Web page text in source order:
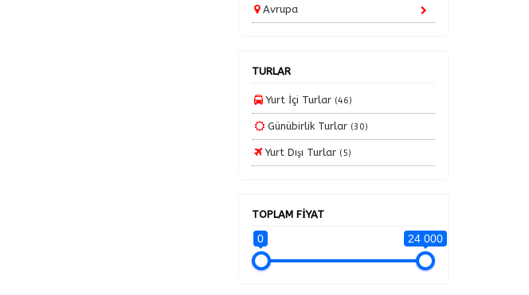
İç Anadolu Turları
Kayak Turları
Kırıkkale Çıkışlı Karadeniz Turları
Kış Turları
Kurban Bayramı Turları
Ramazan Bayramı Turları
Tatil Paketleri
Avrupa
TURLAR
Yurt İçi Turlar (46)
Günübirlik Turlar (30)
Yurt Dışı Turlar (5)
TOPLAM FİYAT
0 24 000